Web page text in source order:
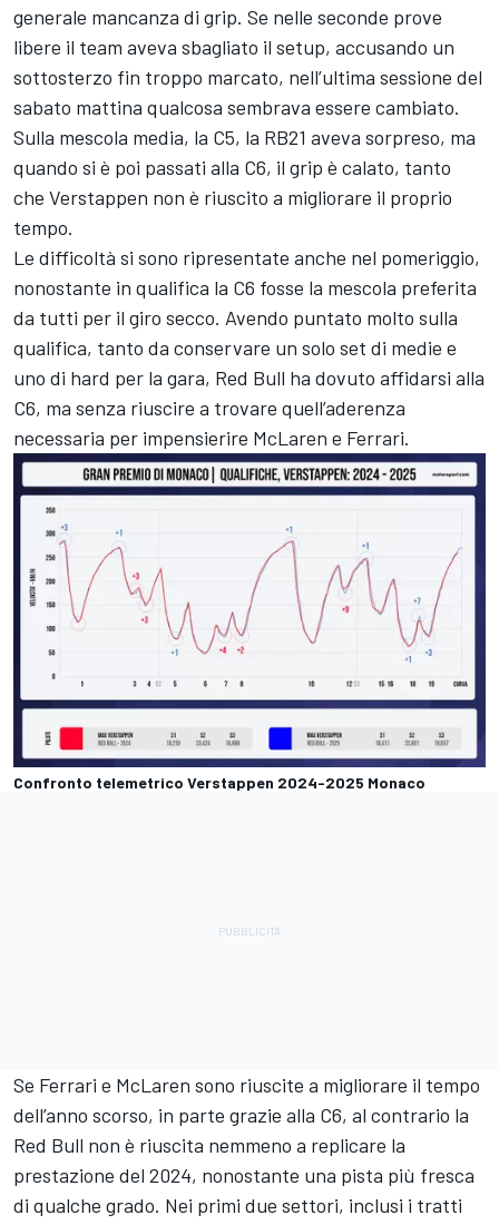
generale mancanza di grip. Se nelle seconde prove
libere il team aveva sbagliato il setup, accusando un
sottosterzo fin troppo marcato, nell’ultima sessione del
sabato mattina qualcosa sembrava essere cambiato.
Sulla mescola media, la C5, la RB21 aveva sorpreso, ma
quando si è poi passati alla C6, il grip è calato, tanto
che Verstappen non è riuscito a migliorare il proprio
tempo.
Le difficoltà si sono ripresentate anche nel pomeriggio,
nonostante in qualifica la C6 fosse la mescola preferita
da tutti per il giro secco. Avendo puntato molto sulla
qualifica, tanto da conservare un solo set di medie e
uno di hard per la gara, Red Bull ha dovuto affidarsi alla
C6, ma senza riuscire a trovare quell’aderenza
necessaria per impensierire McLaren e Ferrari.
Confronto telemetrico Verstappen 2024-2025 Monaco
Se Ferrari e McLaren sono riuscite a migliorare il tempo
dell’anno scorso, in parte grazie alla C6, al contrario la
Red Bull non è riuscita nemmeno a replicare la
prestazione del 2024, nonostante una pista più fresca
di qualche grado. Nei primi due settori, inclusi i tratti